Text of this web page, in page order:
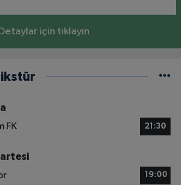
Detaylar için tıklayın
FK
21:30
19:00